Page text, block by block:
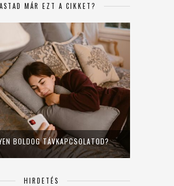
MÁR EZT A CIKKET?
BOLDOG TÁVKAPCSOLATOD?
HIRDETÉS